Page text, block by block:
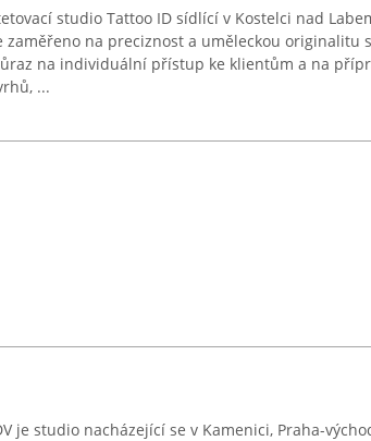
studio Tattoo ID sídlící v Kostelci nad
zaměřeno na preciznost a uměleckou originalitu
na individuální přístup ke klientům a na
...
je studio nacházející se v Kamenici, Praha-